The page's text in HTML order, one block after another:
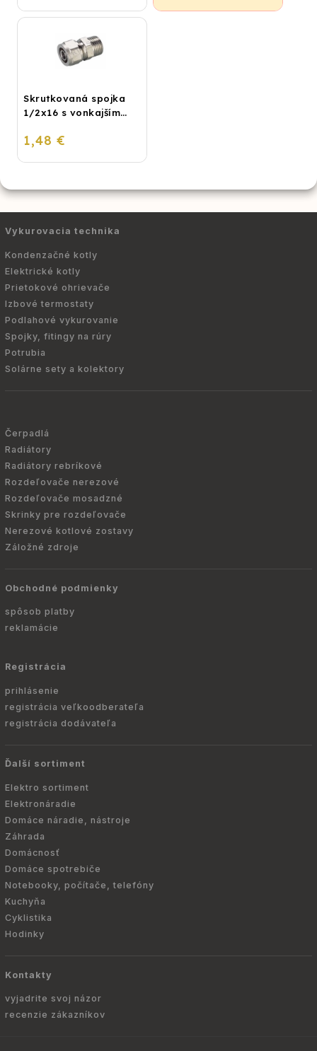
Skrutkovaná spojka
1/2x16 s vonkajším
1,48 €
Vykurovacia technika
Kondenzačné kotly
Elektrické kotly
Prietokové ohrievače
Izbové termostaty
Podlahové vykurovanie
Spojky, fitingy na rúry
Potrubia
Solárne sety a kolektory
Čerpadlá
Radiátory
Radiátory rebríkové
Rozdeľovače nerezové
Rozdeľovače mosadzné
Skrinky pre rozdeľovače
Nerezové kotlové zostavy
Záložné zdroje
Obchodné podmienky
spôsob platby
reklamácie
Registrácia
prihlásenie
registrácia veľkoodberateľa
registrácia dodávateľa
Ďalší sortiment
Elektro sortiment
Elektronáradie
Domáce náradie, nástroje
Záhrada
Domácnosť
Domáce spotrebiče
Notebooky, počítače, telefóny
Kuchyňa
Cyklistika
Hodinky
Kontakty
vyjadrite svoj názor
recenzie zákazníkov